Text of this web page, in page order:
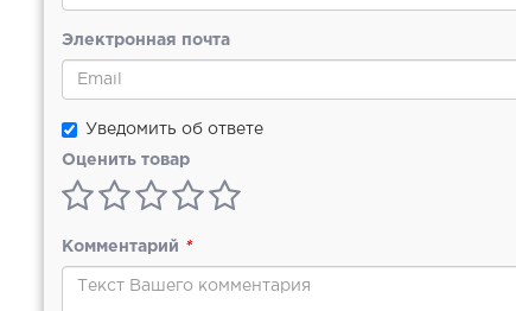
Электронная почта
Уведомить об ответе
Оценить товар
Комментарий *